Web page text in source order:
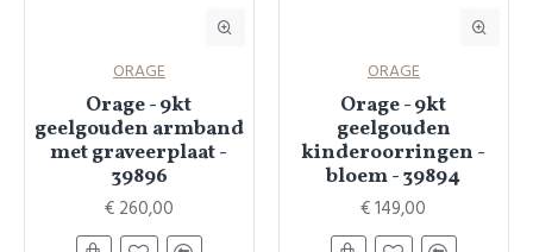
ORAGE
Orage - 9kt
geelgouden armband
met graveerplaat -
39896
€ 260,00
ORAGE
Orage - 9kt
geelgouden
kinderoorringen -
bloem - 39894
€ 149,00